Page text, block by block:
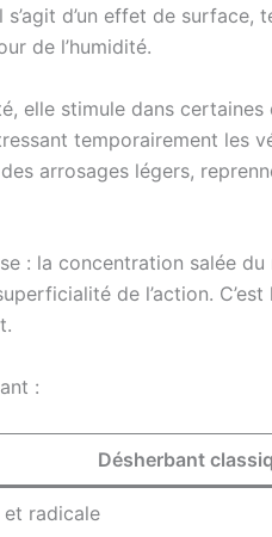
d’un effet de surface,
de l’humidité.
elle stimule dans
temporairement les
arrosages légers,
: la concentration salée
de l’action. C’est
:
Désherbant
et radicale